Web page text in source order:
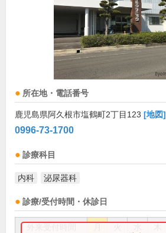
所在地・電話番号
鹿児島県阿久根市塩鶴町2丁目123 [地図]
0996-73-1700
診療科目
内科 泌尿器科
診療/受付時間・休診日